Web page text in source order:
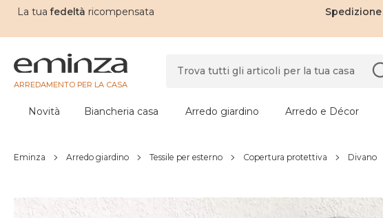
La tua fedeltà ricompensata Spedizione
ARREDAMENTO PER LA CASA
Novità Biancheria casa Arredo giardino Arredo e Décor
Eminza Arredo giardino Tessile per esterno Copertura protettiva Divano